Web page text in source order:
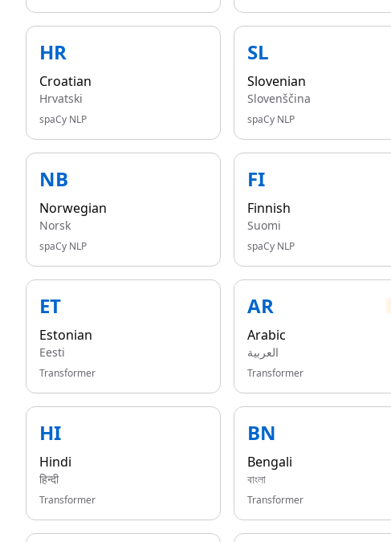
HR
Croatian
Hrvatski
spaCy NLP
SL
Slovenian
Slovenščina
spaCy NLP
NB
Norwegian
Norsk
spaCy NLP
FI
Finnish
Suomi
spaCy NLP
ET
Estonian
Eesti
Transformer
AR
Arabic
العربية
Transformer
HI
Hindi
हिन्दी
Transformer
BN
Bengali
বাংলা
Transformer